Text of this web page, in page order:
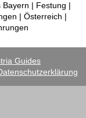
Bayern | Festung |
| Österreich |
Guides